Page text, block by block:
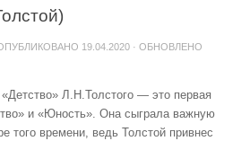
19.04.2020 · ОБНОВЛЕНО
Л.Н.Толстого — это первая
и «Юность». Она сыграла важную
того времени, ведь Толстой привнес